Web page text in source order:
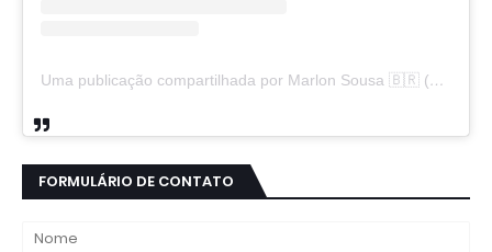
Uma publicação compartilhada por Marlon Sousa 🇧🇷 (@marlon_xlt50)
FORMULÁRIO DE CONTATO